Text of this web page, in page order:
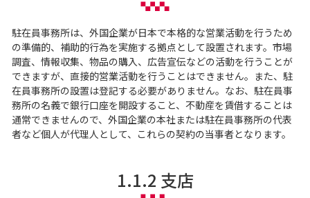
駐在員事務所は、外国企業が日本で本格的な営業活動を行うため
の準備的、補助的行為を実施する拠点として設置されます。市場
調査、情報収集、物品の購入、広告宣伝などの活動を行うことが
できますが、直接的営業活動を行うことはできません。また、駐
在員事務所の設置は登記する必要がありません。なお、駐在員事
務所の名義で銀行口座を開設すること、不動産を賃借することは
通常できませんので、外国企業の本社または駐在員事務所の代表
者など個人が代理人として、これらの契約の当事者となります。
1.1.2 支店